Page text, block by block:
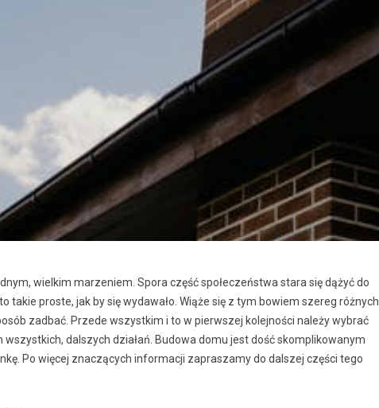
wielkim marzeniem. Spora część społeczeństwa stara się dążyć do
takie proste, jak by się wydawało. Wiąże się z tym bowiem szereg różnych
zadbać. Przede wszystkim i to w pierwszej kolejności należy wybrać
dalszych działań. Budowa domu jest dość skomplikowanym
Po więcej znaczących informacji zapraszamy do dalszej części tego